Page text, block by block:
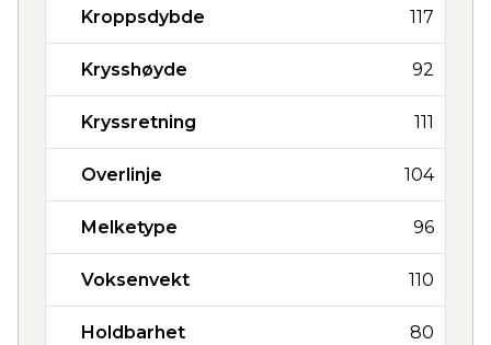
Kroppsdybde 117
Krysshøyde 92
Kryssretning 111
Overlinje 104
Melketype 96
Voksenvekt 110
Holdbarhet 80